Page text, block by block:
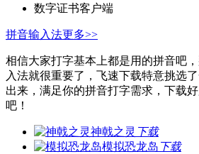
数字证书客户端
拼音输入法更多>>
相信大家打字基本上都是用的拼音吧
入法就很重要了，飞速下载特意挑选
出来，满足你的拼音打字需求，下载
吧！
神戟之灵 下载
模拟恐龙岛 下载